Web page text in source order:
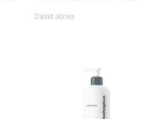
David Jones